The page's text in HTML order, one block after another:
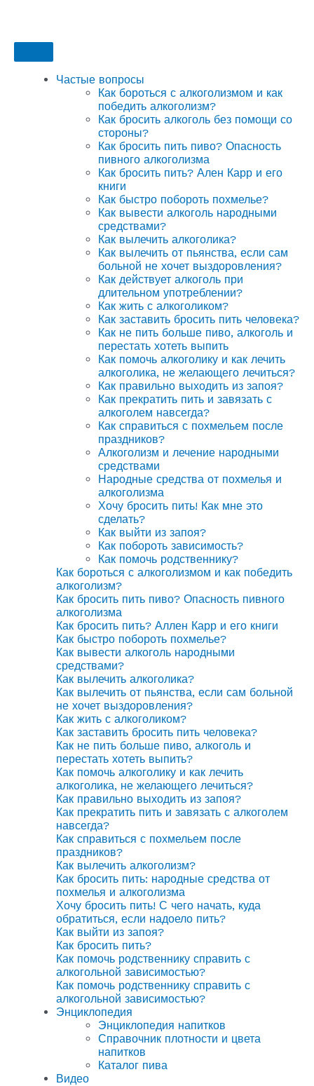
Частые вопросы
Как бороться с алкоголизмом и как
победить алкоголизм?
Как бросить алкоголь без помощи со
стороны?
Как бросить пить пиво? Опасность
пивного алкоголизма
Как бросить пить? Ален Карр и его
книги
Как быстро побороть похмелье?
Как вывести алкоголь народными
средствами?
Как вылечить алкоголика?
Как вылечить от пьянства, если сам
больной не хочет выздоровления?
Как действует алкоголь при
длительном употреблении?
Как жить с алкоголиком?
Как заставить бросить пить человека?
Как не пить больше пиво, алкоголь и
перестать хотеть выпить
Как помочь алкоголику и как лечить
алкоголика, не желающего лечиться?
Как правильно выходить из запоя?
Как прекратить пить и завязать с
алкоголем навсегда?
Как справиться с похмельем после
праздников?
Алкоголизм и лечение народными
средствами
Народные средства от похмелья и
алкоголизма
Хочу бросить пить! Как мне это
сделать?
Как выйти из запоя?
Как побороть зависимость?
Как помочь родственнику?
Как бороться с алкоголизмом и как победить
алкоголизм?
Как бросить пить пиво? Опасность пивного
алкоголизма
Как бросить пить? Аллен Карр и его книги
Как быстро побороть похмелье?
Как вывести алкоголь народными
средствами?
Как вылечить алкоголика?
Как вылечить от пьянства, если сам больной
не хочет выздоровления?
Как жить с алкоголиком?
Как заставить бросить пить человека?
Как не пить больше пиво, алкоголь и
перестать хотеть выпить?
Как помочь алкоголику и как лечить
алкоголика, не желающего лечиться?
Как правильно выходить из запоя?
Как прекратить пить и завязать с алкоголем
навсегда?
Как справиться с похмельем после
праздников?
Как вылечить алкоголизм?
Как бросить пить: народные средства от
похмелья и алкоголизма
Хочу бросить пить! С чего начать, куда
обратиться, если надоело пить?
Как выйти из запоя?
Как бросить пить?
Как помочь родственнику справить с
алкогольной зависимостью?
Как помочь родственнику справить с
алкогольной зависимостью?
Энциклопедия
Энциклопедия напитков
Справочник плотности и цвета
напитков
Каталог пива
Видео